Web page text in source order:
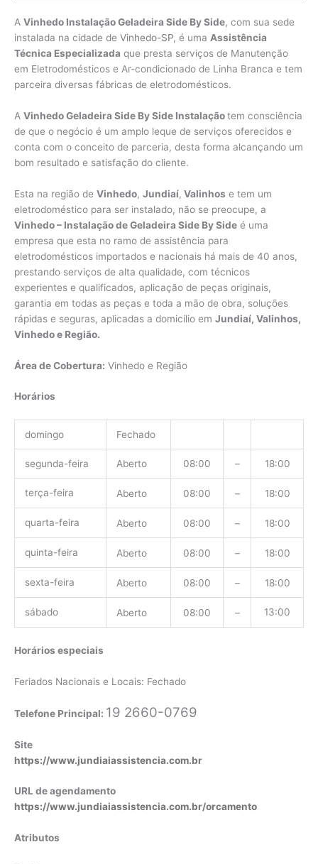
A Vinhedo Instalação Geladeira Side By Side, com sua sede
instalada na cidade de Vinhedo-SP, é uma Assistência
Técnica Especializada que presta serviços de Manutenção
em Eletrodomésticos e Ar-condicionado de Linha Branca e tem
parceira diversas fábricas de eletrodomésticos.
A Vinhedo Geladeira Side By Side Instalaçãotem consciência
de que o negócio é um amplo leque de serviços oferecidos e
conta com o conceito de parceria, desta forma alcançando um
bom resultado e satisfação do cliente.
Esta na região de Vinhedo, Jundiaí, Valinhos e tem um
eletrodoméstico para ser instalado, não se preocupe, a
Vinhedo – Instalação de Geladeira Side By Side é uma
empresa que esta no ramo de assistência para
eletrodomésticos importados e nacionais há mais de 40 anos,
prestando serviços de alta qualidade, com técnicos
experientes e qualificados, aplicação de peças originais,
garantia em todas as peças e toda a mão de obra, soluções
rápidas e seguras, aplicadas a domicílio em Jundiaí, Valinhos,
Vinhedo e Região.
Área de Cobertura: Vinhedo e Região
Horários
domingo Fechado
segunda-feira Aberto 08:00 – 18:00
terça-feira Aberto 08:00 – 18:00
quarta-feira Aberto 08:00 – 18:00
quinta-feira Aberto 08:00 – 18:00
sexta-feira Aberto 08:00 – 18:00
sábado Aberto 08:00 – 13:00
Horários especiais
Feriados Nacionais e Locais: Fechado
Telefone Principal: 19 2660-0769
Site
https://www.jundiaiassistencia.com.br
URL de agendamento
https://www.jundiaiassistencia.com.br/orcamento
Atributos